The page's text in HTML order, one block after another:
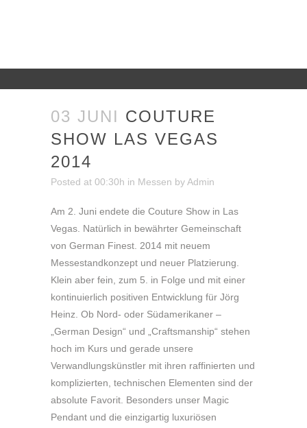
03 JUNI COUTURE
SHOW LAS VEGAS
2014
Posted at 00:30h in Messen byAdmin
Am 2. Juni endete die Couture Show in Las
Vegas. Natürlich in bewährter Gemeinschaft
von German Finest. 2014 mit neuem
Messestandkonzept und neuer Platzierung.
Klein aber fein, zum 5. in Folge und mit einer
kontinuierlich positiven Entwicklung für Jörg
Heinz. Ob Nord- oder Südamerikaner –
„German Design“ und „Craftsmanship“ stehen
hoch im Kurs und gerade unsere
Verwandlungskünstler mit ihren raffinierten und
komplizierten, technischen Elementen sind der
absolute Favorit. Besonders unser Magic
Pendant und die einzigartig luxuriösen